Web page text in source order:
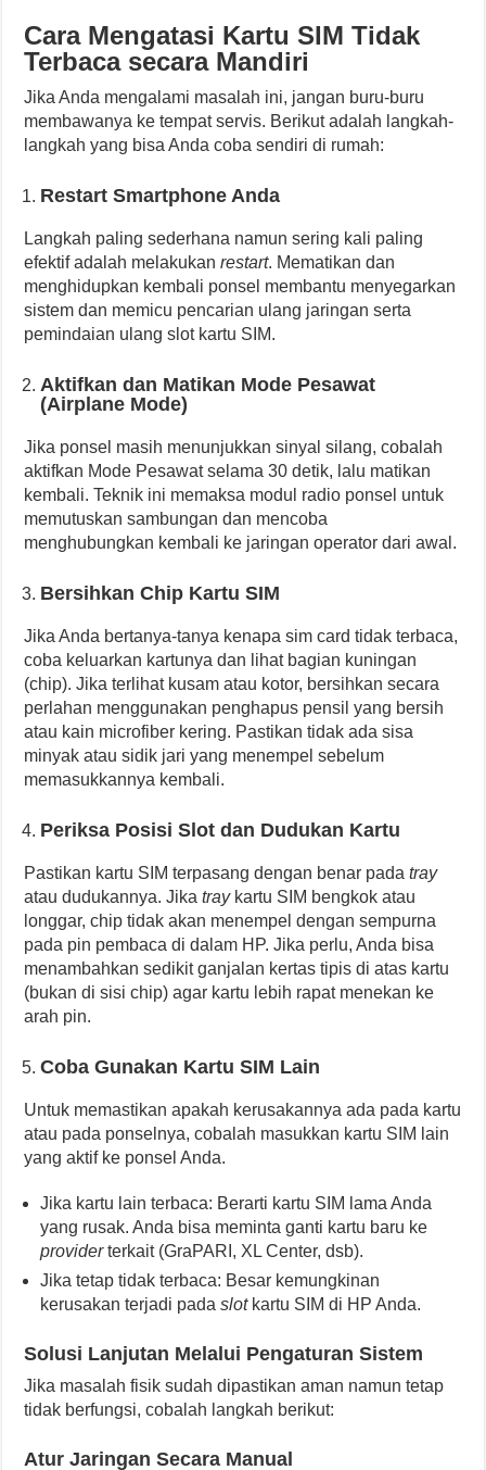
Cara Mengatasi Kartu SIM Tidak
Terbaca secara Mandiri
Jika Anda mengalami masalah ini, jangan buru-buru
membawanya ke tempat servis. Berikut adalah langkah-
langkah yang bisa Anda coba sendiri di rumah:
Restart Smartphone Anda
Langkah paling sederhana namun sering kali paling
efektif adalah melakukanrestart. Mematikan dan
menghidupkan kembali ponsel membantu menyegarkan
sistem dan memicu pencarian ulang jaringan serta
pemindaian ulang slot kartu SIM.
Aktifkan dan Matikan Mode Pesawat
(Airplane Mode)
Jika ponsel masih menunjukkan sinyal silang, cobalah
aktifkan Mode Pesawat selama 30 detik, lalu matikan
kembali. Teknik ini memaksa modul radio ponsel untuk
memutuskan sambungan dan mencoba
menghubungkan kembali ke jaringan operator dari awal.
Bersihkan Chip Kartu SIM
Jika Anda bertanya-tanya kenapa sim card tidak terbaca,
coba keluarkan kartunya dan lihat bagian kuningan
(chip). Jika terlihat kusam atau kotor, bersihkan secara
perlahan menggunakan penghapus pensil yang bersih
atau kain microfiber kering. Pastikan tidak ada sisa
minyak atau sidik jari yang menempel sebelum
memasukkannya kembali.
Periksa Posisi Slot dan Dudukan Kartu
Pastikan kartu SIM terpasang dengan benar padatray
atau dudukannya. Jikatraykartu SIM bengkok atau
longgar, chip tidak akan menempel dengan sempurna
pada pin pembaca di dalam HP. Jika perlu, Anda bisa
menambahkan sedikit ganjalan kertas tipis di atas kartu
(bukan di sisi chip) agar kartu lebih rapat menekan ke
arah pin.
Coba Gunakan Kartu SIM Lain
Untuk memastikan apakah kerusakannya ada pada kartu
atau pada ponselnya, cobalah masukkan kartu SIM lain
yang aktif ke ponsel Anda.
Jika kartu lain terbaca: Berarti kartu SIM lama Anda
yang rusak. Anda bisa meminta ganti kartu baru ke
providerterkait (GraPARI, XL Center, dsb).
Jika tetap tidak terbaca: Besar kemungkinan
kerusakan terjadi padaslotkartu SIM di HP Anda.
Solusi Lanjutan Melalui Pengaturan Sistem
Jika masalah fisik sudah dipastikan aman namun tetap
tidak berfungsi, cobalah langkah berikut:
Atur Jaringan Secara Manual